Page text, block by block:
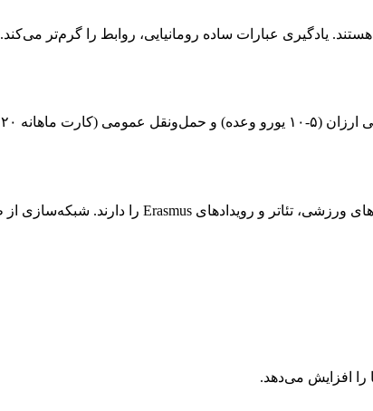
یادگیری عبارات ساده رومانیایی، روابط را گرم‌تر می‌کند.